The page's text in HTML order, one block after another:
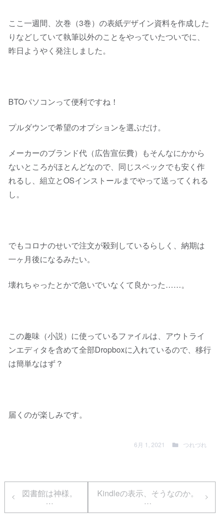
ここ一週間、次巻（3巻）の表紙デザイン資料を作成した
りなどしていて執筆以外のことをやっていたついでに、
昨日ようやく発注しました。
BTOパソコンって便利ですね！
プルダウンで希望のオプションを選ぶだけ。
メーカーのブランド代（広告宣伝費）もそんなにかから
ないところがほとんどなので、同じスペックでも安く作
れるし、組立とOSインストールまでやって送ってくれる
し。
でもコロナのせいで注文が殺到しているらしく、納期は
一ヶ月後になるみたい。
壊れちゃったとかで急いでいなくて良かった……。
この趣味（小説）に使っているファイルは、アウトライ
ンエディタを含めて全部Dropboxに入れているので、移行
は簡単なはず？
届くのが楽しみです。
6月 1, 2021 つれづれ
図書館は神様。
…
Kindleの表示、そうなのか。
…